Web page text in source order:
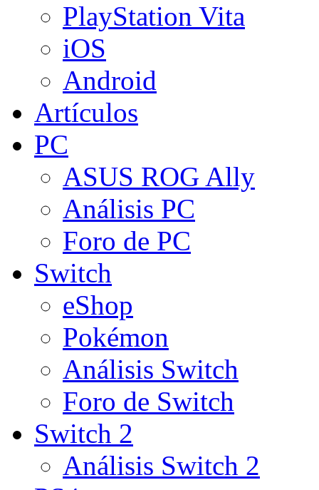
PlayStation Vita
iOS
Android
Artículos
PC
ASUS ROG Ally
Análisis PC
Foro de PC
Switch
eShop
Pokémon
Análisis Switch
Foro de Switch
Switch 2
Análisis Switch 2